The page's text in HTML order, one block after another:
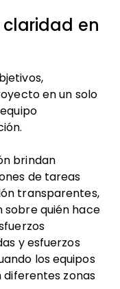
claridad en
en un solo
brindan
de tareas
transparentes,
sobre quién hace
y esfuerzos
los equipos
diferentes zonas